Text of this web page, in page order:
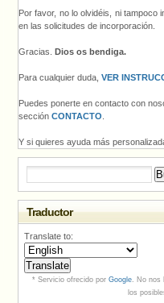
Por favor, no lo olvidéis, ni tampoco
en las solicitudes de incorporación.
Gracias. Dios os bendiga.
Para cualquier duda, VER
Puedes ponerte en contacto con
sección CONTACTO
Y si quieres ayuda más
Traductor
Translate to:
* Servicio ofrecido por Google. No nos
los